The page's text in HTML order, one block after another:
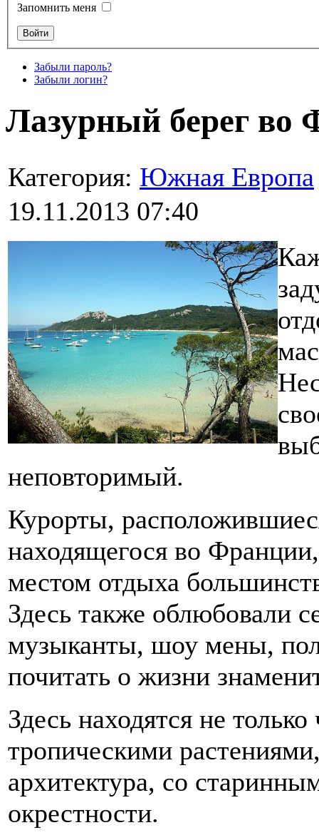
Запомнить меня
Забыли пароль?
Забыли логин?
Лазурный берег во
Категория: Южная Европа
19.11.2013 07:40
неповторимый.
Курорты,
находящегося во
местом отдыха
Здесь также облюбовали
музыканты, шоу мены,
почитать о жизни
Здесь находятся не
тропическими
архитектура, со
окрестности.